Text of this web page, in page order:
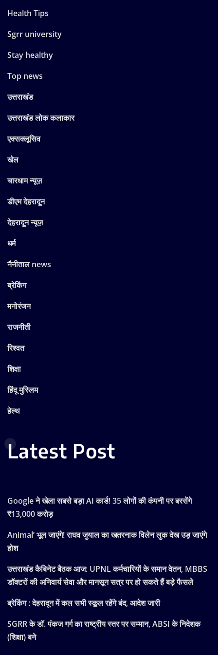
Health Tips
Sgrr university
Stay healthy
Top news
उत्तराखंड
उत्तराखंड लोक कलाकार
एक्सक्लूसिव
खेल
चारधाम न्यूज़
डीएम देहरादून
देहरादून न्यूज़
धर्म
नैनीताल news
ब्रेकिंग
मनोरंजन
राजनीती
रिश्वत
शिक्षा
हिंदू मुस्लिम
हेल्थ
Latest Post
Google ने खेला सबसे बड़ा AI कार्ड! 35 लोगों की कंपनी पर बरसेंगे
₹13,000 करोड़
Animal’ भूल जाएंगे! राघव जुयाल का खतरनाक विलेन लुक देख उड़ जाएंगे
होश
उत्तराखंड कैबिनेट बैठक आज: UPNL कर्मचारियों के समान वेतन, MBBS
डॉक्टरों की अनिवार्य सेवा और मानसून सत्र पर हो सकते हैं बड़े फैसले
ब्रेकिंग : देहरादून में कल सभी स्कूल रहेंगे बंद, आदेश जारी
SGRR के डॉ. पंकज गर्ग का राष्ट्रीय स्तर पर सम्मान, ABSI के निदेशक
(शिक्षा) बने